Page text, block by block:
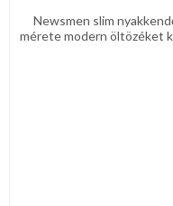
Newsmen slim
mérete modern öltözéket